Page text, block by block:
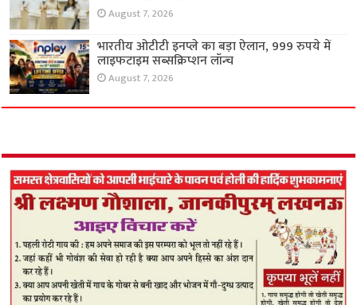
August 7, 2026
भारतीय ओटीटी इनप्ले का बड़ा ऐलान, 999 रुपये में
लाइफटाइम सब्सक्रिप्शन लॉन्च
August 7, 2026